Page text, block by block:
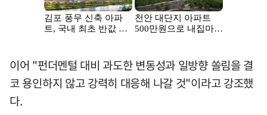
이어 "펀더멘털 대비 과도한 변동성과 일방향 쏠림을 결
코 용인하지 않고 강력히 대응해 나갈 것"이라고 강조했
다.